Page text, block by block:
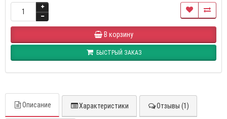
В корзину
БЫСТРЫЙ ЗАКАЗ
Описание Характеристики Отзывы (1)